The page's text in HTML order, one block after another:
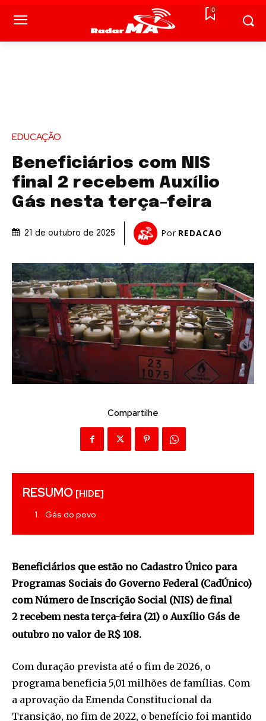
0
EDUCAÇÃO
Beneficiários com NIS
final 2 recebem Auxílio
Gás nesta terça-feira
21 de outubro de 2025 Por REDACAO
Compartilhe
RESUMO [HIDE]
Gás do povo
Beneficiários que estão no Cadastro Único para
Programas Sociais do Governo Federal (CadÚnico)
com Número de Inscrição Social (NIS) de final
2 recebem nesta terça-feira (21) o Auxílio Gás de
outubro no valor de R$ 108.
Com duração prevista até o fim de 2026, o
programa beneficia 5,01 milhões de famílias. Com
a aprovação da Emenda Constitucional da
Transição, no fim de 2022, o benefício foi mantido